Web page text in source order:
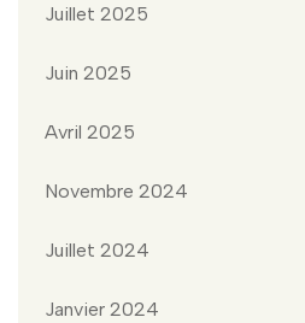
Juillet 2025
Juin 2025
Avril 2025
Novembre 2024
Juillet 2024
Janvier 2024